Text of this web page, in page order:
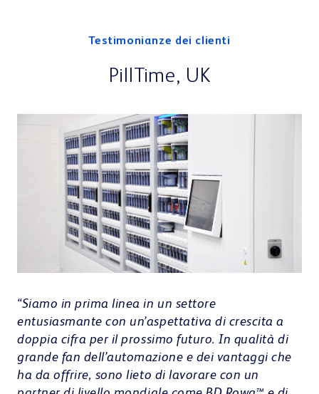
Testimonianze dei clienti
PillTime, UK
“Siamo in prima linea in un settore
entusiasmante con un’aspettativa di crescita a
doppia cifra per il prossimo futuro. In qualità di
grande fan dell’automazione e dei vantaggi che
ha da offrire, sono lieto di lavorare con un